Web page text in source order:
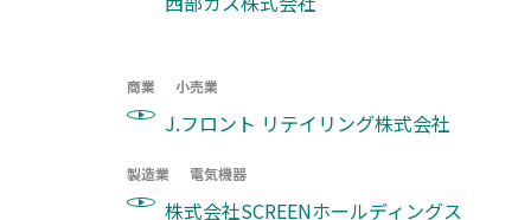
商業 小売業
J.フロント リテイリング株式会社
製造業 電気機器
株式会社SCREENホールディングス